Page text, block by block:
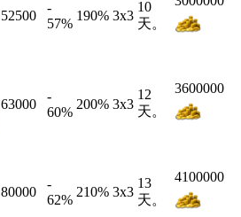
52500
-
57%
190% 3x3
10
天。
63000
-
60%
200% 3x3
12
天。
3600000
80000
-
62%
210% 3x3
13
天。
4100000